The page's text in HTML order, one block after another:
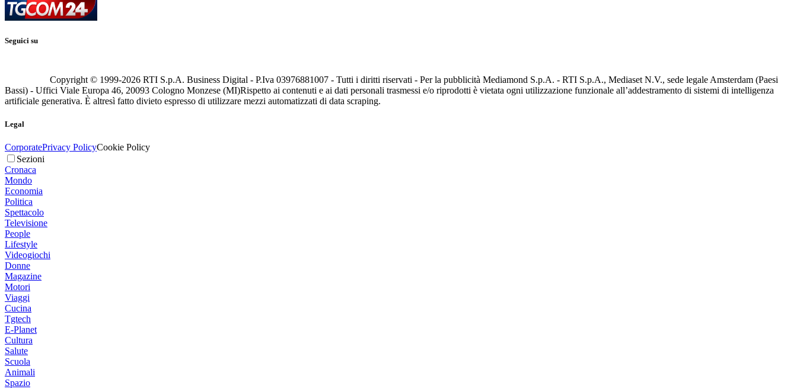
Seguici su
Copyright © 1999-2026 RTI S.p.A. Business Digital - P.Iva 03976881007 - Tutti i diritti riservati - Per la pubblicità Mediamond S.p.A. - RTI S.p.A., Mediaset N.V., sede legale Amsterdam (Paesi
Bassi) - Uffici Viale Europa 46, 20093 Cologno Monzese (MI)Rispetto ai contenuti e ai dati personali trasmessi e/o riprodotti è vietata ogni utilizzazione funzionale all’addestramento di sistemi di intelligenza
artificiale generativa. È altresì fatto divieto espresso di utilizzare mezzi automatizzati di data scraping.
Legal
CorporatePrivacy PolicyCookie Policy
Sezioni
Cronaca
Mondo
Economia
Politica
Spettacolo
Televisione
People
Lifestyle
Videogiochi
Donne
Magazine
Motori
Viaggi
Cucina
Tgtech
E-Planet
Cultura
Salute
Scuola
Animali
Spazio